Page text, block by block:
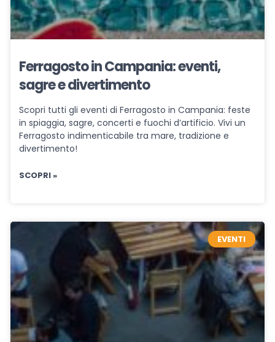
Ferragosto in Campania: eventi,
sagre e divertimento
Scopri tutti gli eventi di Ferragosto in Campania: feste
in spiaggia, sagre, concerti e fuochi d’artificio. Vivi un
Ferragosto indimenticabile tra mare, tradizione e
divertimento!
SCOPRI »
EVENTI